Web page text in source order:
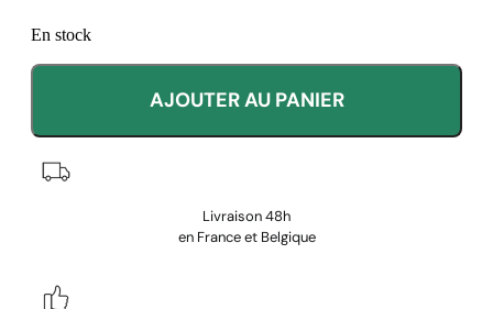
En stock
AJOUTER AU PANIER
Livraison 48h
en France et Belgique